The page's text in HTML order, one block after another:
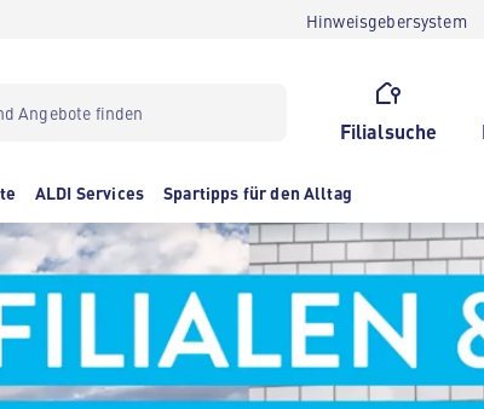
Hinweisgebersystem
Filialsuche
ALDI Services Spartipps für den Alltag